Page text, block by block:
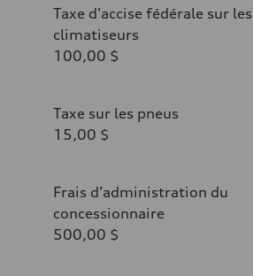
Taxe d'accise fédérale sur les
climatiseurs
100,00 $
Taxe sur les pneus
15,00 $
Frais d’administration du
concessionnaire
500,00 $